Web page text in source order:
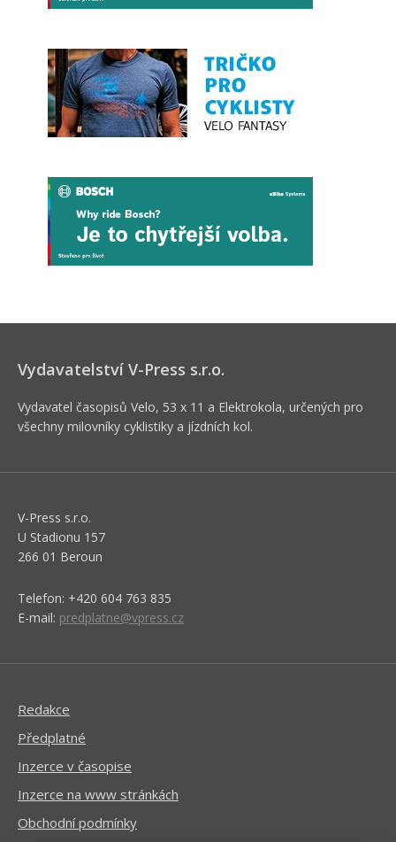
Vydavatelství V-Press s.r.o.
Vydavatel časopisů Velo, 53 x 11 a Elektrokola, určených pro
všechny milovníky cyklistiky a jízdních kol.
V-Press s.r.o.
U Stadionu 157
266 01 Beroun
Telefon: +420 604 763 835
E-mail: predplatne@vpress.cz
Redakce
Předplatné
Inzerce v časopise
Inzerce na www stránkách
Obchodní podmínky